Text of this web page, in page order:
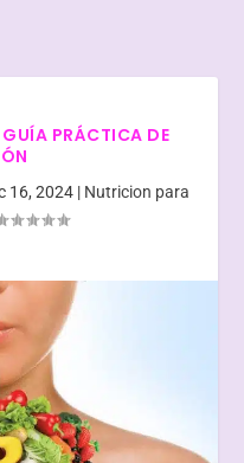
PRÁCTICA DE
16, 2024| Nutricion para